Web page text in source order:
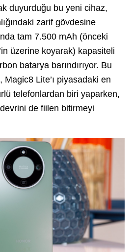
duyurduğu bu yeni cihaz,
zarif gövdesine
tam 7.500 mAh (önceki
üzerine koyarak) kapasiteli
batarya barındırıyor. Bu
Magic8 Lite’ı piyasadaki en
telefonlardan biri yaparken,
de fiilen bitirmeyi